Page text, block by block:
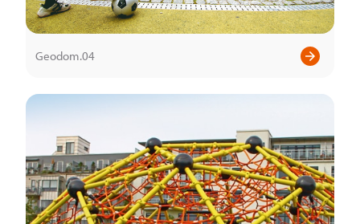
Geodom.04